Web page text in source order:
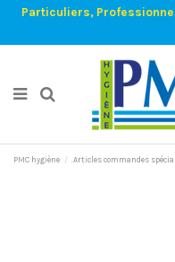
Particuliers,
PMC hygiène .Articles commandes